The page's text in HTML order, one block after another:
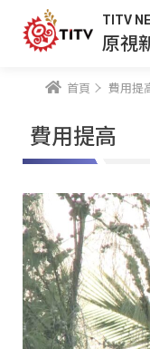
TITV
原視
首頁 費用提
費用提高